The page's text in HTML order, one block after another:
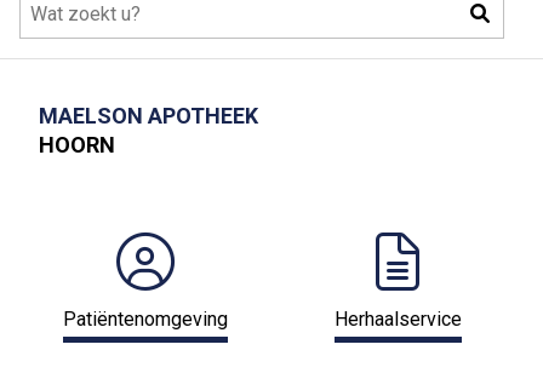
MAELSON APOTHEEK
HOORN
Patiëntenomgeving Herhaalservice